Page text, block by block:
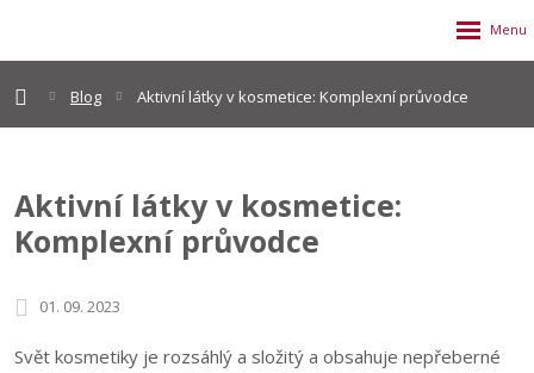
Blog Aktivní látky v kosmetice: Komplexní průvodce
Aktivní látky v kosmetice:
Komplexní průvodce
01. 09. 2023
Svět kosmetiky je rozsáhlý a složitý a obsahuje nepřeberné